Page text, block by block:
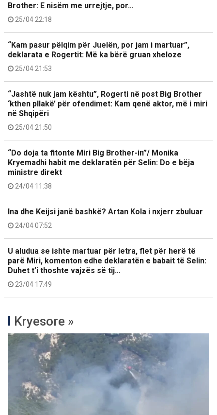
Brother: E nisëm me urrejtje, por…
25/04 22:18
“Kam pasur pëlqim për Juelën, por jam i martuar”,
deklarata e Rogertit: Më ka bërë gruan xheloze
25/04 21:53
“Jashtë nuk jam kështu”, Rogerti në post Big Brother
‘kthen pllakë’ për ofendimet: Kam qenë aktor, më i miri
në Shqipëri
25/04 21:50
“Do doja ta fitonte Miri Big Brother-in”/ Monika
Kryemadhi habit me deklaratën për Selin: Do e bëja
ministre direkt
24/04 11:38
Ina dhe Keijsi janë bashkë? Artan Kola i nxjerr zbuluar
24/04 07:52
U aludua se ishte martuar për letra, flet për herë të
parë Miri, komenton edhe deklaratën e babait të Selin:
Duhet t’i thoshte vajzës së tij…
23/04 17:49
Kryesore »